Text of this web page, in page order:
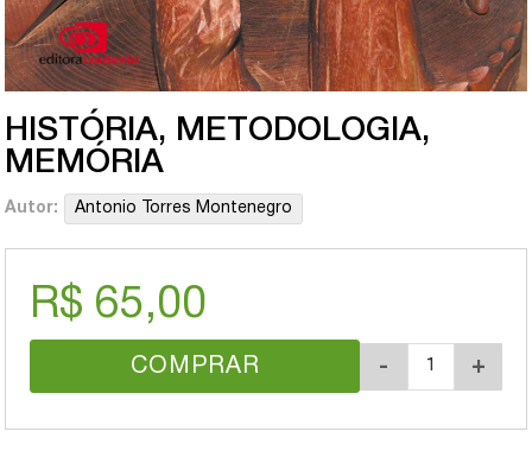
HISTÓRIA, METODOLOGIA,
MEMÓRIA
Autor: Antonio Torres Montenegro
R$ 65,00
COMPRAR - +